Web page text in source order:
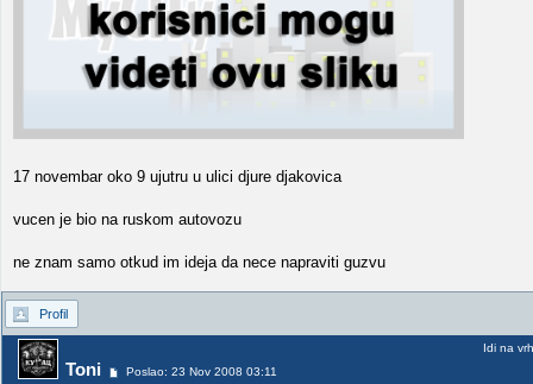
17 novembar oko 9 ujutru u ulici djure djakovica
vucen je bio na ruskom autovozu
ne znam samo otkud im ideja da nece napraviti guzvu
Profil
Toni Poslao: 23 Nov 2008 03:11
Idi na vrh